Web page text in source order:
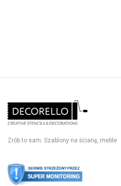
Zrób to sam. Szablony na ścianę, meble